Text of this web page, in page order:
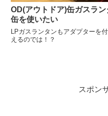
OD(アウトドア)缶ガスラ
缶を使いたい
LPガスランタンもアダプターを
えるのでは！？
スポン